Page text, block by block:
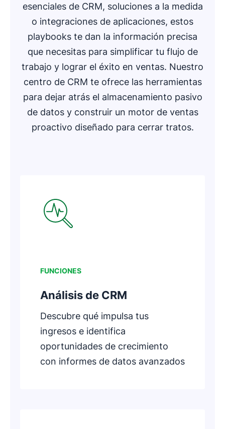
esenciales de CRM, soluciones a la medida
o integraciones de aplicaciones, estos
playbooks te dan la información precisa
que necesitas para simplificar tu flujo de
trabajo y lograr el éxito en ventas. Nuestro
centro de CRM te ofrece las herramientas
para dejar atrás el almacenamiento pasivo
de datos y construir un motor de ventas
proactivo diseñado para cerrar tratos.
FUNCIONES
Análisis de CRM
Descubre qué impulsa tus
ingresos e identifica
oportunidades de crecimiento
con informes de datos avanzados
Se abre en una nueva ventana